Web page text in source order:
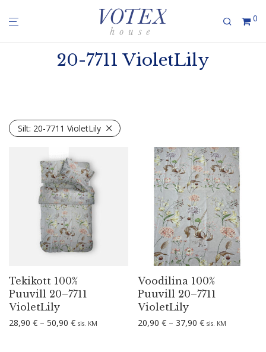
0
20-7711 VioletLily
Silt: 20-7711 VioletLily
Tekikott 100%
Puuvill 20–7711
VioletLily
28,90 € – 50,90 €Hinnavahemik: 28,90 € kuni 50,90 €
sis. KM
Voodilina 100%
Puuvill 20–7711
VioletLily
20,90 € – 37,90 €Hinnavahemik:
sis. KM